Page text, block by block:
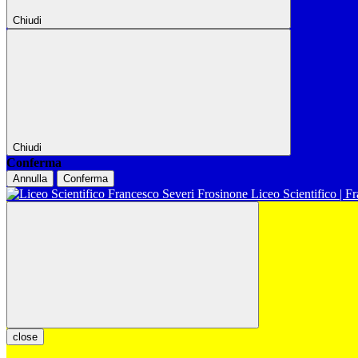
Chiudi
Chiudi
Conferma
Annulla Conferma
Liceo Scientifico |
close